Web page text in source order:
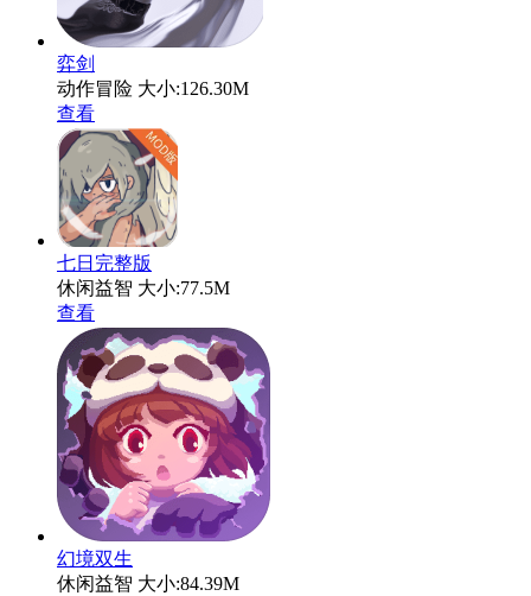
弈剑
动作冒险 大小:126.30M
查看
七日完整版
休闲益智 大小:77.5M
查看
幻境双生
休闲益智 大小:84.39M